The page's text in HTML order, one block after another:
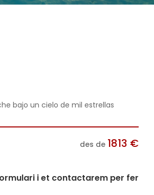
bajo un cielo de mil estrellas
des de 1813 €
i et contactarem per fer